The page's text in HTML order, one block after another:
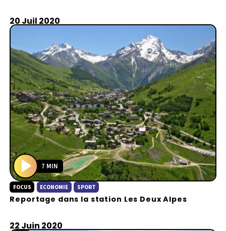
20 Juil 2020
P
l
a
7 MIN
FOCUS ECONOMIE SPORT
Reportage dans la station Les Deux Alpes
22 Juin 2020